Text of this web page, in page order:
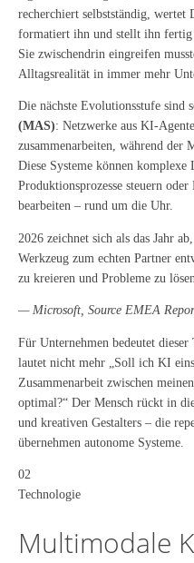
recherchiert selbstständig, wertet
formatiert ihn und stellt ihn fertig
Sie zwischendrin eingreifen
Alltagsrealität in immer mehr
Die nächste Evolutionsstufe sind
(MAS): Netzwerke aus KI-
zusammenarbeiten, während der
Diese Systeme können komplexe
Produktionsprozesse steuern
bearbeiten – rund um die Uhr.
2026 zeichnet sich als das Jahr
Werkzeug zum echten Partner
zu kreieren und Probleme zu
— Microsoft, Source EMEA
Für Unternehmen bedeutet
lautet nicht mehr „Soll ich KI
Zusammenarbeit zwischen
optimal?“ Der Mensch rückt in
und kreativen Gestalters – die
übernehmen autonome Systeme.
02
Technologie
Multimodale